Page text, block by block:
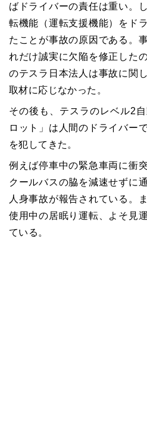
ばドライバーの責任は重い。
転機能（運転支援機能）をド
たことが事故の原因である。
れだけ誠実に欠陥を修正した
のテスラ日本法人は事故に関
取材に応じなかった。
その後も、テスラのレベル2
ロット」は人間のドライバー
を犯してきた。
例えば停車中の緊急車両に衝
クールバスの脇を減速せずに
人身事故が報告されている。
使用中の居眠り運転、よそ見
ている。